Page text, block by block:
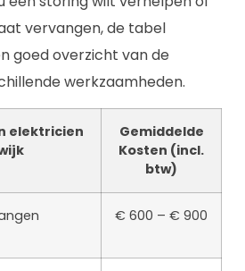
vervangen, de tabel
goed overzicht van de
werkzaamheden.
elektricien
Gemiddelde
Kosten (incl.
btw)
€ 600 – € 900